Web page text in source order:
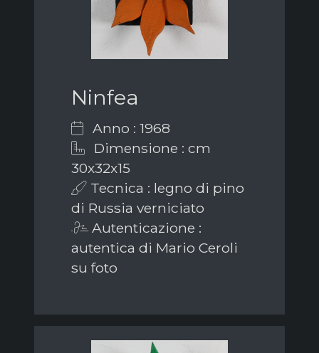
Ninfea
Anno : 1968
Dimensione : cm
30x32x15
Tecnica : legno di pino
di Russia verniciato
Autenticazione :
autentica di Mario Ceroli
su foto